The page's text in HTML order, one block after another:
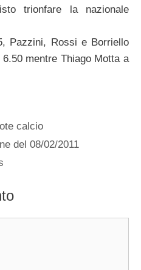
trionfare la nazionale
Pazzini, Rossi e Borriello
mentre Thiago Motta a
calcio
del 08/02/2011